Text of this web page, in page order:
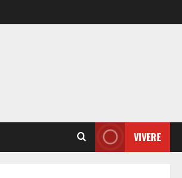
VIVERE